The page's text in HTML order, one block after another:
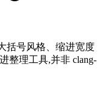
括号风格、缩进宽度
整理工具,并非 clang-